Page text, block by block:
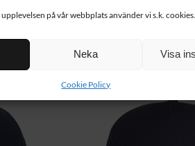
på vår webbplats använder vi s.k. cookies.
Neka Visa
Cookie Policy